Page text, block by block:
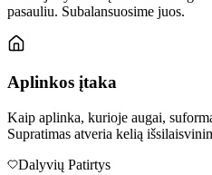
pasauliu. Subalansuosime juos.
Aplinkos įtaka
Kaip aplinka, kurioje augai,
Supratimas atveria kelią
Dalyvių Patirtys